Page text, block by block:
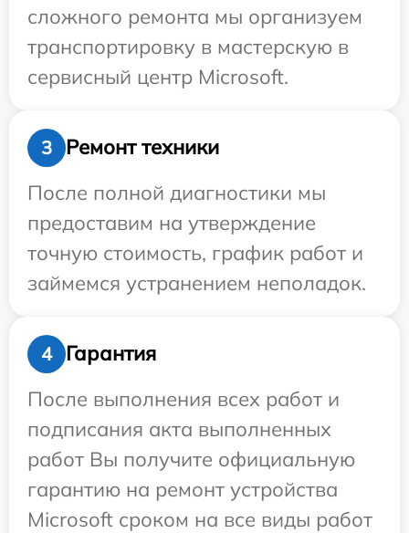
сложного ремонта мы организуем
транспортировку в мастерскую в
сервисный центр Microsoft.
3
Ремонт техники
После полной диагностики мы
предоставим на утверждение
точную стоимость, график работ и
займемся устранением неполадок.
4
Гарантия
После выполнения всех работ и
подписания акта выполненных
работ Вы получите официальную
гарантию на ремонт устройства
Microsoft сроком на все виды работ